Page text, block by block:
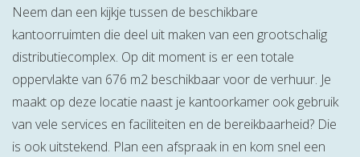
Neem dan een kijkje tussen de beschikbare
kantoorruimten die deel uit maken van een grootschalig
distributiecomplex. Op dit moment is er een totale
oppervlakte van 676 m2 beschikbaar voor de verhuur. Je
maakt op deze locatie naast je kantoorkamer ook gebruik
van vele services en faciliteiten en de bereikbaarheid? Die
is ook uitstekend. Plan een afspraak in en kom snel een